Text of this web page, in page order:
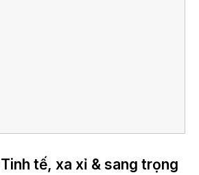
tế, xa xỉ & sang trọng